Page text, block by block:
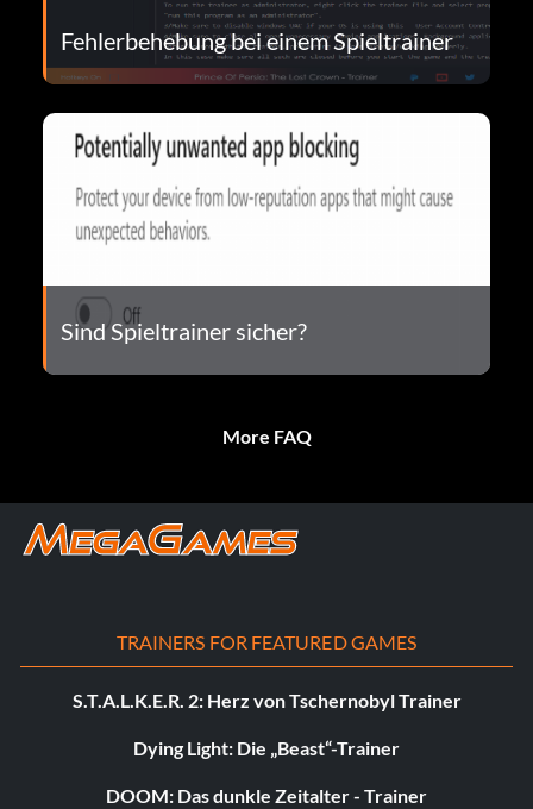
Fehlerbehebung bei einem Spieltrainer
Sind Spieltrainer sicher?
More FAQ
TRAINERS FOR FEATURED GAMES
S.T.A.L.K.E.R. 2: Herz von Tschernobyl Trainer
Dying Light: Die „Beast“-Trainer
DOOM: Das dunkle Zeitalter - Trainer